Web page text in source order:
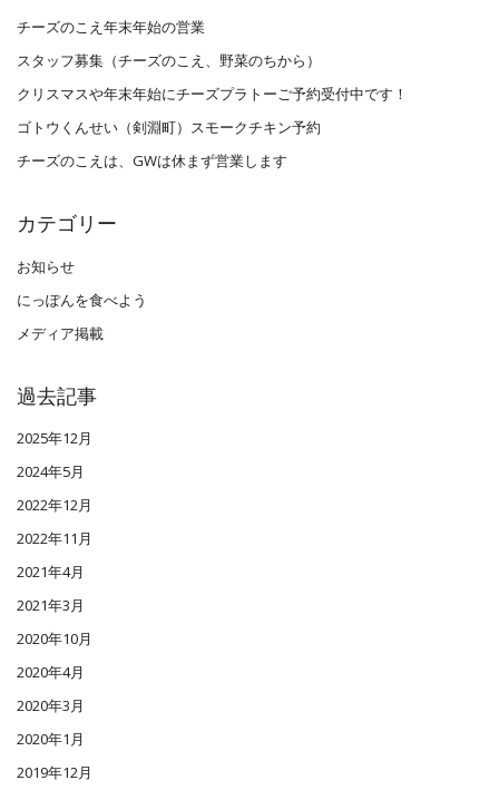
チーズのこえ年末年始の営業
スタッフ募集（チーズのこえ、野菜のちから）
クリスマスや年末年始にチーズプラトーご予約受付中です！
ゴトウくんせい（剣淵町）スモークチキン予約
チーズのこえは、GWは休まず営業します
カテゴリー
お知らせ
にっぽんを食べよう
メディア掲載
過去記事
2025年12月
2024年5月
2022年12月
2022年11月
2021年4月
2021年3月
2020年10月
2020年4月
2020年3月
2020年1月
2019年12月